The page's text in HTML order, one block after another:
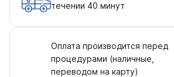
течении 40 минут
Оплата производится перед
процедурами (наличные,
переводом на карту)